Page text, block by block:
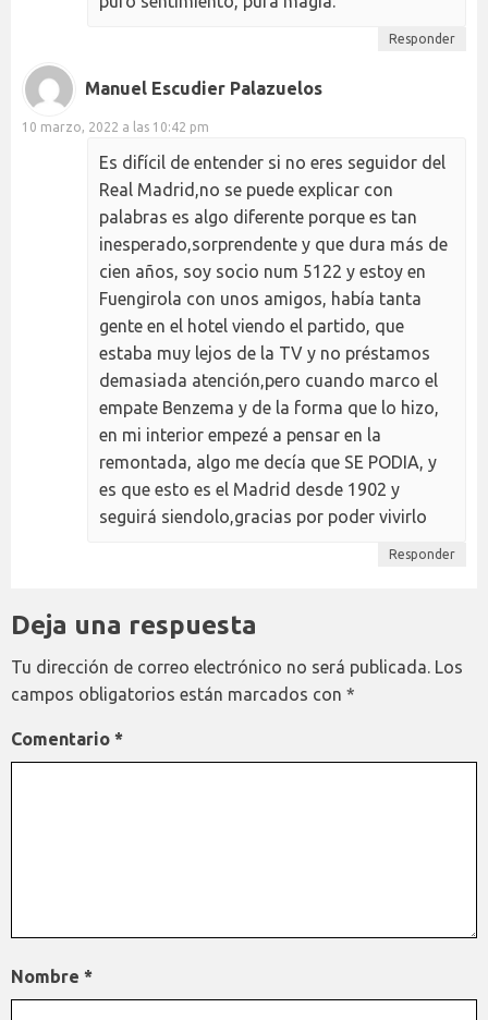
Responder
Manuel Escudier Palazuelos
10 marzo, 2022 a las 10:42 pm
Es difícil de entender si no eres seguidor del
Real Madrid,no se puede explicar con
palabras es algo diferente porque es tan
inesperado,sorprendente y que dura más de
cien años, soy socio num 5122 y estoy en
Fuengirola con unos amigos, había tanta
gente en el hotel viendo el partido, que
estaba muy lejos de la TV y no préstamos
demasiada atención,pero cuando marco el
empate Benzema y de la forma que lo hizo,
en mi interior empezé a pensar en la
remontada, algo me decía que SE PODIA, y
es que esto es el Madrid desde 1902 y
seguirá siendolo,gracias por poder vivirlo
Responder
Deja una respuesta
Tu dirección de correo electrónico no será publicada. Los
campos obligatorios están marcados con *
Comentario *
Nombre *